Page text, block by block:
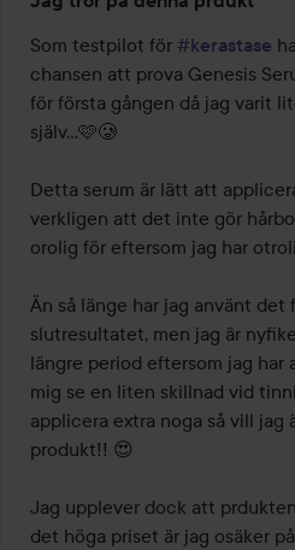
4
av
5
Som testpilot för #kerastase
chansen att prova Genesis
för första gången då jag varit
själv…🩷🥲
Detta serum är lätt att
verkligen att det inte gör
orolig för eftersom jag har
Än så länge har jag använt
slutresultatet, men jag är
längre period eftersom jag
mig se en liten skillnad vid
applicera extra noga så vill jag
produkt!! 😍
Jag upplever dock att
det höga priset är jag osäker